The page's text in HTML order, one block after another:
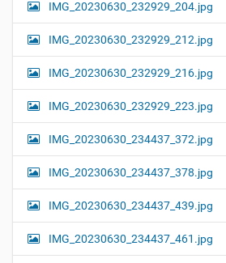
IMG_20230630_232929_204.jpg
IMG_20230630_232929_212.jpg
IMG_20230630_232929_216.jpg
IMG_20230630_232929_223.jpg
IMG_20230630_234437_372.jpg
IMG_20230630_234437_378.jpg
IMG_20230630_234437_439.jpg
IMG_20230630_234437_461.jpg